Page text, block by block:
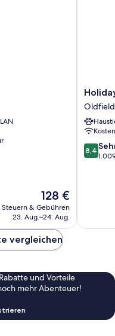
Der
Preis
beträgt
128 €
Steuern & Gebühren
23. Aug.–24. Aug.
Holiday
Inn
Express
Bath
by
IHG
Oldfield
Oldfield
8.4
von
8,4
vergleichen
und Vorteile
mehr Abenteuer!